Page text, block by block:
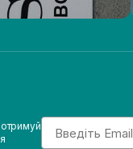
Email